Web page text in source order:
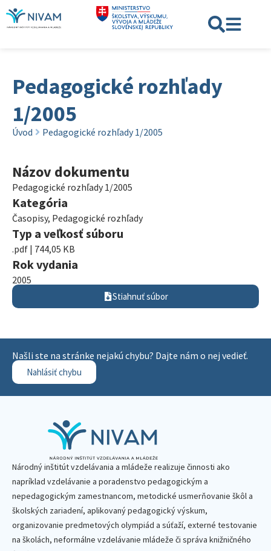
Pedagogické rozhľady
1/2005
Úvod Pedagogické rozhľady 1/2005
Názov dokumentu
Pedagogické rozhľady 1/2005
Kategória
Časopisy, Pedagogické rozhľady
Typ a veľkosť súboru
.pdf | 744,05 KB
Rok vydania
2005
Stiahnuť súbor
Našli ste na stránke nejakú chybu? Dajte nám o nej vedieť.
Nahlásiť chybu
Národný inštitút vzdelávania a mládeže realizuje činnosti ako
napríklad vzdelávanie a poradenstvo pedagogickým a
nepedagogickým zamestnancom, metodické usmerňovanie škôl a
školských zariadení, aplikovaný pedagogický výskum,
organizovanie predmetových olympiád a súťaží, externé testovanie
na školách, neformálne vzdelávanie mládeže či správa knižničného